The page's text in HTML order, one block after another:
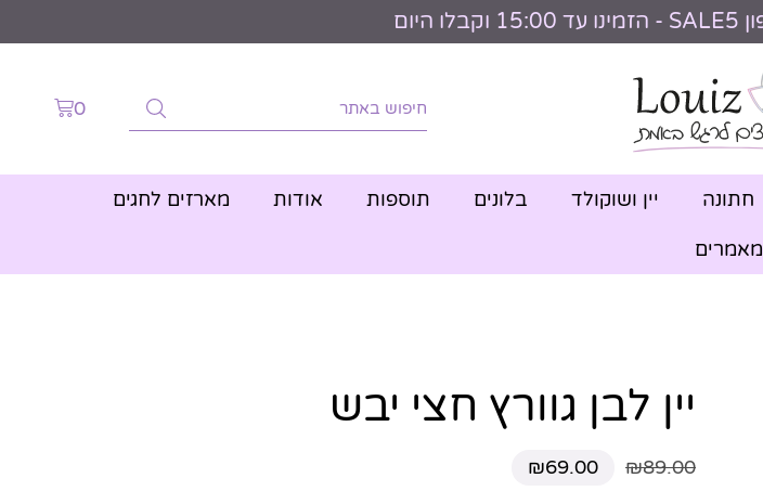
0
חתונה יין ושוקולד בלונים תוספות אודות מארזים לחגים
מאמרים
יין לבן גוורץ חצי יבש
₪89.00
₪69.00